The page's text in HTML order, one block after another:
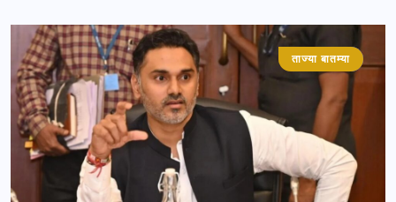
महाराष्ट्र
ताज्या बातम्या